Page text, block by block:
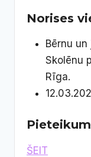
Norises
Bērnu
Skolēnu
Rīga.
ŠEIT